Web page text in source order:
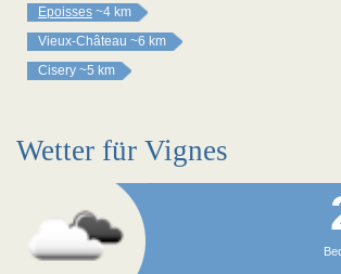
Epoisses ~4 km
Vieux-Château ~6 km
Cisery ~5 km
Wetter für Vignes